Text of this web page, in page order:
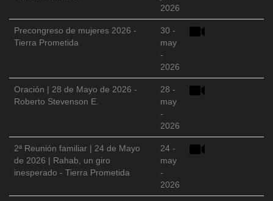
2026
Precongreso de mujeres 2026 -
Tierra Prometida
30 -
may
-
2026
Oración | 28 de Mayo de 2026 -
Roberto Stevenson E.
28 -
may
-
2026
2ª Reunión familiar | 24 de Mayo
de 2026 | Rahab, un giro
inesperado - Tierra Prometida
24 -
may
-
2026